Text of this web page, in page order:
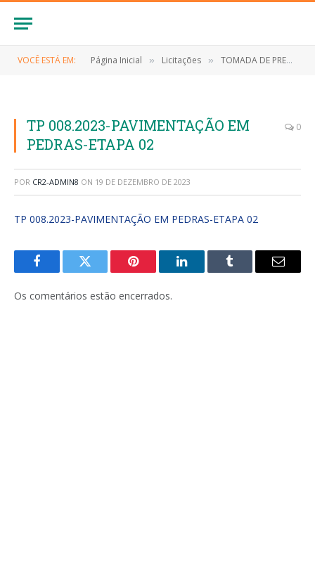
VOCÊ ESTÁ EM: Página Inicial » Licitações » TOMADA DE PREÇOS N° 008/2023 (Contratação dos serviços de pavimentação em pedra no Bairro Aparecida – Etapa 02, conforme projeto básico)
TP 008.2023-PAVIMENTAÇÃO EM
PEDRAS-ETAPA 02
0
POR CR2-ADMIN8 ON 19 DE DEZEMBRO DE 2023
TP 008.2023-PAVIMENTAÇÃO EM PEDRAS-ETAPA 02
FacebookTwitter Pinterest LinkedInTumblr
E-
Os comentários estão encerrados.